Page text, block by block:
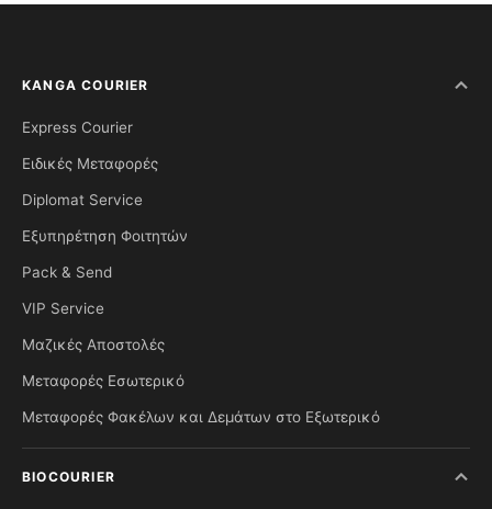
KANGA COURIER
Express Courier
Ειδικές Μεταφορές
Diplomat Service
Εξυπηρέτηση Φοιτητών
Pack & Send
VIP Service
Μαζικές Αποστολές
Μεταφορές Εσωτερικό
Μεταφορές Φακέλων και Δεμάτων στο Εξωτερικό
BIOCOURIER